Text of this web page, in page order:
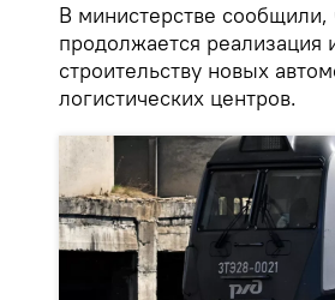
В министерстве сообщили,
продолжается реализация
строительству новых
логистических центров.